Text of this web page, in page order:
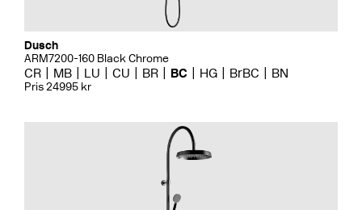
Dusch
ARM7200-160 Black Chrome
CR MB LU CU BR BC HG BrBC BN
Pris 24995 kr